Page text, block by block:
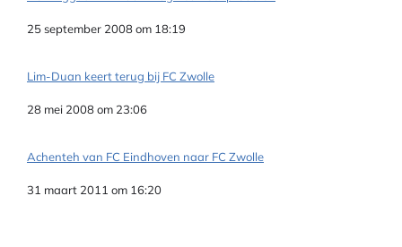
Datum
25 september 2008 om 18:19
Lim-Duan keert terug bij FC Zwolle
Datum
28 mei 2008 om 23:06
Achenteh van FC Eindhoven naar FC Zwolle
Datum
31 maart 2011 om 16:20